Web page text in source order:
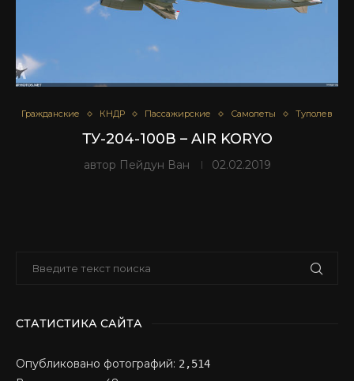
Гражданские КНДР Пассажирские Самолеты Туполев
ТУ-204-100В – AIR KORYO
автор Пейдун Ван 02.02.2019
СТАТИСТИКА САЙТА
Опубликовано фотографий: 2,514